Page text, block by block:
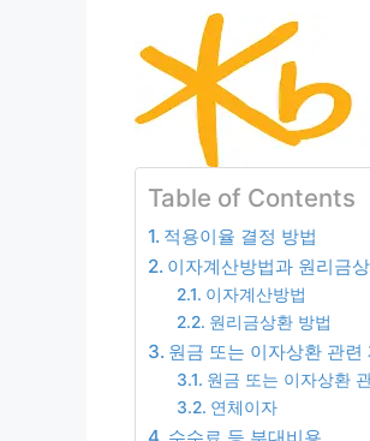
Table of Contents
적용이율 결정 방법
이자계산방법과 원리금
이자계산방법
원리금상환 방법
원금 또는 이자상환 관
원금 또는 이자상환
연체이자